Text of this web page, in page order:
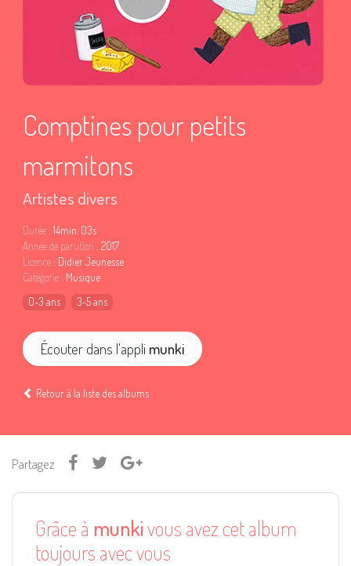
Comptines pour petits
marmitons
Artistes divers
Durée : 14min. 03s
Année de parution : 2017
Licence : Didier Jeunesse
Catégorie : Musique
0-3 ans
3-5 ans
Écouter dans l'appli munki
Retour à la liste des albums
Partagez
Grâce à munkivous avez cet album
toujours avec vous